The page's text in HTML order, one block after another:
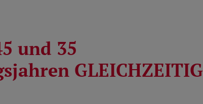
und 35
GLEICHZEITIG